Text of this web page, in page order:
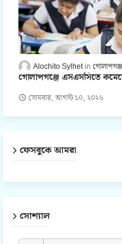
Alochito Sylhet গোলাপগঞ্জ
গোলাপগঞ্জে এসএসসিতে
সোমবার, আগস্ট ১০, ২০২৬
ফেসবুকে আমরা
সোশ্যাল